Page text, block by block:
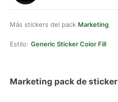
Más stickers del pack Marketing
Estilo: Generic Sticker Color Fill
Marketing pack de sticker